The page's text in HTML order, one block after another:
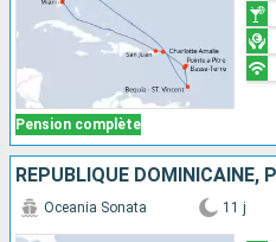
Pension complète
Oceania Sonata 11 j